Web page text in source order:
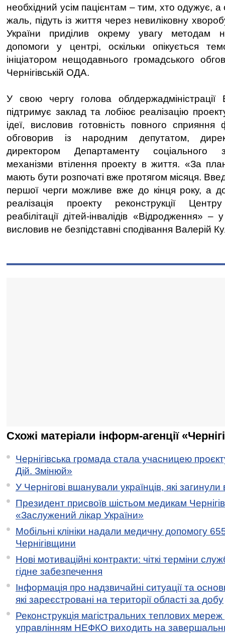
необхідний усім пацієнтам – тим, хто одужує, а
жаль, підуть із життя через невиліковну
України приділив окрему увагу методам
допомоги у центрі, оскільки опікується
ініціатором нещодавнього громадського
Чернігівській ОДА.
У свою чергу голова облдержадміністрації
підтримує заклад та лобіює реалізацію
ідеї, висловив готовність повного
обговорив із народним депутатом,
директором Департаменту соціального
механізми втілення проекту в життя. «За
мають бути розпочаті вже протягом місяця.
першої черги можливе вже до кінця року, а
реалізація проекту реконструкції Центру
реабілітації дітей-інвалідів «Відродження»
висловив не безпідставні сподівання Валерій
Схожі матеріали інформ-агенції
Чернігівська громада стала учасницею
Дій. Змінюй»
У Чернігові вшанували українців, які загинули
Президент присвоїв шістьом медикам
«Заслужений лікар України»
Мобільні клініки надали медичну допомогу
Чернігівщини
Нові мотиваційні контракти: чіткі терміни
гідне забезпечення
Інформація про надзвичайні ситуації та
які зареєстровані на території області за добу
Реконструкція магістральних теплових мереж
управлінням НЕФКО виходить на